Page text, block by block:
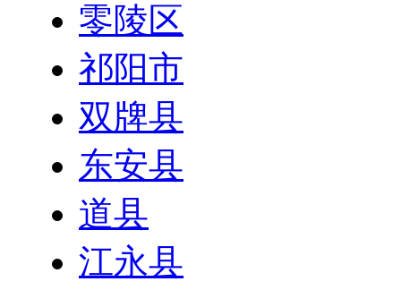
零陵区
祁阳市
双牌县
东安县
道县
江永县